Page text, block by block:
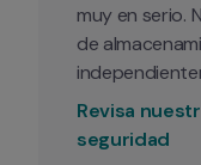
muy en serio.
de
Revisa
seguridad